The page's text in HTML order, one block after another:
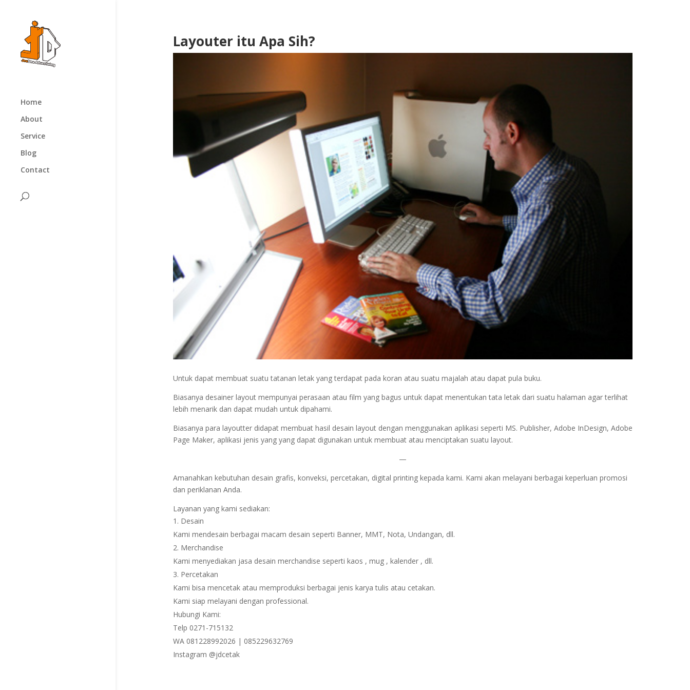
Home
About
Service
Blog
Contact
Layouter itu Apa Sih?
Untuk dapat membuat suatu tatanan letak yang terdapat pada koran atau suatu majalah atau dapat pula buku.
Biasanya desainer layout mempunyai perasaan atau film yang bagus untuk dapat menentukan tata letak dari suatu halaman agar terlihat
lebih menarik dan dapat mudah untuk dipahami.
Biasanya para layoutter didapat membuat hasil desain layout dengan menggunakan aplikasi seperti MS. Publisher, Adobe InDesign, Adobe
Page Maker, aplikasi jenis yang yang dapat digunakan untuk membuat atau menciptakan suatu layout.
—
Amanahkan kebutuhan desain grafis, konveksi, percetakan, digital printing kepada kami. Kami akan melayani berbagai keperluan promosi
dan periklanan Anda.
Layanan yang kami sediakan:
Desain
Kami mendesain berbagai macam desain seperti Banner, MMT, Nota, Undangan, dll.
Merchandise
Kami menyediakan jasa desain merchandise seperti kaos , mug , kalender , dll.
Percetakan
Kami bisa mencetak atau memproduksi berbagai jenis karya tulis atau cetakan.
Kami siap melayani dengan professional.
Hubungi Kami:
Telp 0271-715132
WA 081228992026 | 085229632769
Instagram @jdcetak